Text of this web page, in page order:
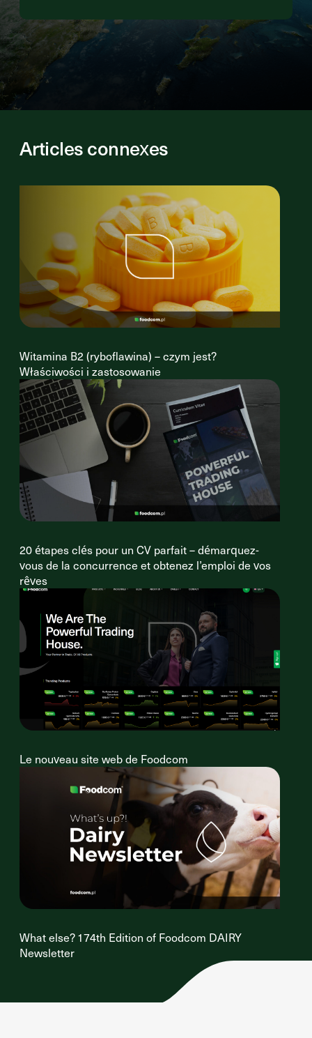
Articles connexes
Witamina B2 (ryboflawina) – czym jest?
Właściwości i zastosowanie
20 étapes clés pour un CV parfait – démarquez-
vous de la concurrence et obtenez l’emploi de vos
rêves
Le nouveau site web de Foodcom
What else? 174th Edition of Foodcom DAIRY
Newsletter